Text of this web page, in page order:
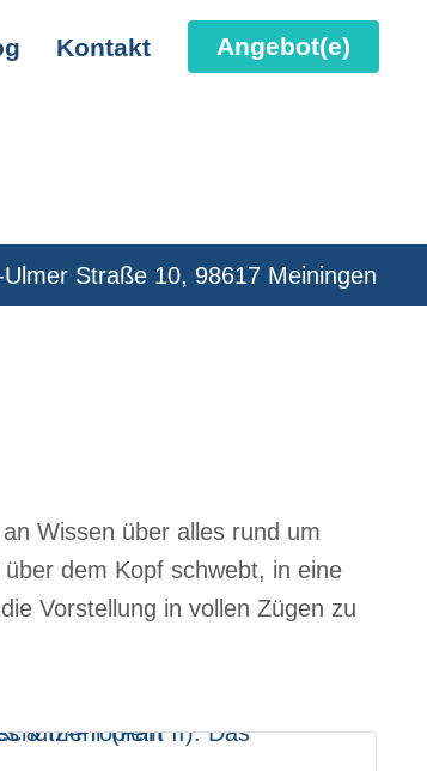
Kontakt Angebot(e)
Ulmer Straße 10, 98617 Meiningen
Wissen über alles rund um
dem Kopf schwebt, in eine
Vorstellung in vollen Zügen zu